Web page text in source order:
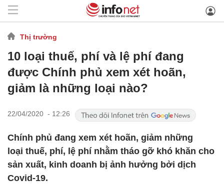
Thị trường
10 loại thuế, phí và lệ phí đang
được Chính phủ xem xét hoãn,
giảm là những loại nào?
22/04/2020 - 12:26
Chính phủ đang xem xét hoãn, giảm những
loại thuế, phí, lệ phí nhằm tháo gỡ khó khăn cho
sản xuất, kinh doanh bị ảnh hưởng bởi dịch
Covid-19.